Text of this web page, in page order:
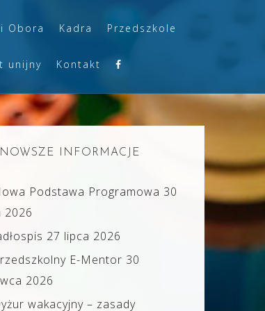
Obora Kadra Przedszkole
unijny Kontakt
INFORMACJE
Podstawa Programowa 30
2026
27 lipca 2026
E-Mentor 30
2026
wakacyjny – zasady